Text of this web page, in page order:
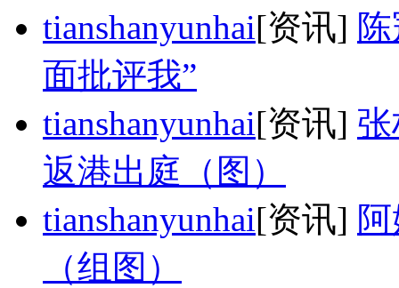
tianshanyunhai[资讯]
面批评我”
tianshanyunhai[资讯]
返港出庭（图）
tianshanyunhai[资讯]
（组图）